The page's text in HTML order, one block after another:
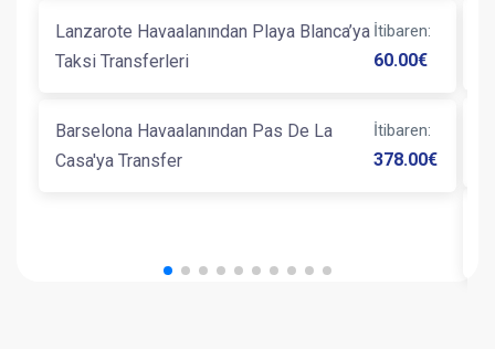
Lanzarote Havaalanından Playa Blanca’ya
Taksi Transferleri
İtibaren:
60.00€
Barselona Havaalanından Pas De La
Casa'ya Transfer
İtibaren:
378.00€